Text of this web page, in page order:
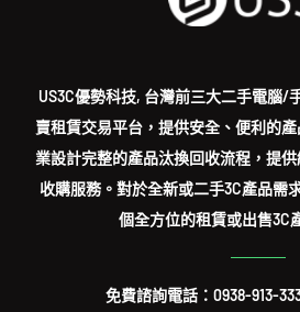
US3C優勢科技, 台灣前三大二手電腦
賣租賃交易平台，提供安全、便利的
業設計完整的產品汰換回收流程，提
收購服務。對於全新或二手3C產品需
個全方位的租賃或出售3C
免費諮詢電話：0938-913-